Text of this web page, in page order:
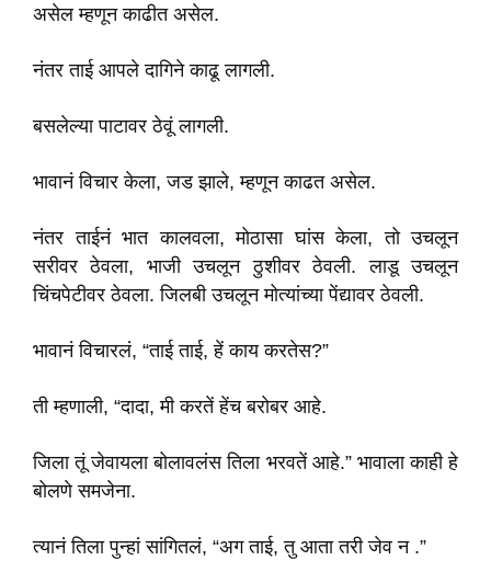
असेल म्हणून काढीत असेल.
नंतर ताई आपले दागिने काढू लागली.
बसलेल्या पाटावर ठेवूं लागली.
भावानं विचार केला, जड झाले, म्हणून काढत असेल.
नंतर ताईनं भात कालवला, मोठासा घांस केला, तो उचलून
सरीवर ठेवला, भाजी उचलून ठुशीवर ठेवली. लाडू उचलून
चिंचपेटीवर ठेवला. जिलबी उचलून मोत्यांच्या पेंद्यावर ठेवली.
भावानं विचारलं, “ताई ताई, हें काय करतेस?”
ती म्हणाली, “दादा, मी करतें हेंच बरोबर आहे.
जिला तूं जेवायला बोलावलंस तिला भरवतें आहे.” भावाला काही हे
बोलणे समजेना.
त्यानं तिला पुन्हां सांगितलं, “अग ताई, तु आता तरी जेव न .”